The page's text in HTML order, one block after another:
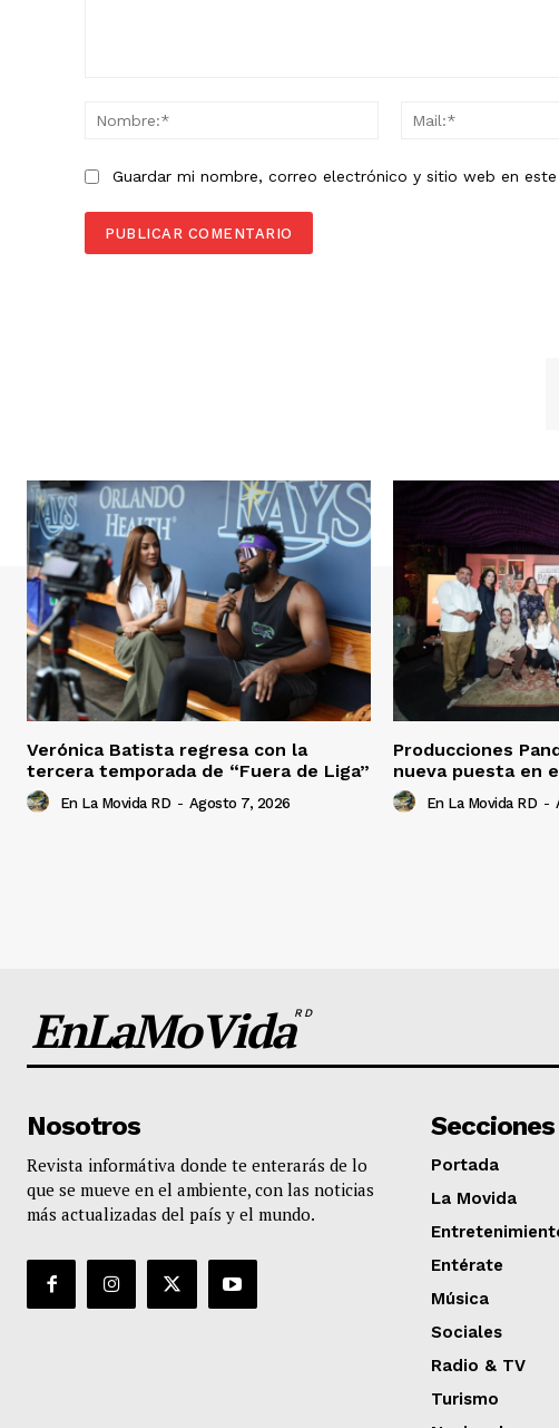
Nombre:*
Guardar mi nombre, correo electrónico y sitio web en
Verónica Batista regresa con la
tercera temporada de “Fuera de Liga”
En La Movida RD - Agosto 7, 2026
Producciones
nueva puesta en
En La Movida RD -
EnLaMoVidaRD
Nosotros
Revista informátiva donde te enterarás de lo
que se mueve en el ambiente, con las noticias
más actualizadas del país y el mundo.
Secciones
Portada
La Movida
Entérate
Música
Sociales
Radio & TV
Turismo